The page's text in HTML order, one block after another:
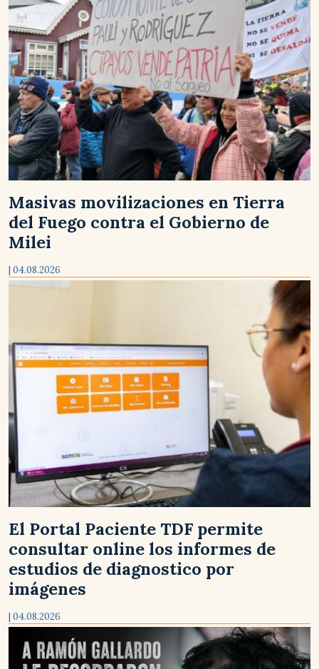
Masivas movilizaciones en Tierra
del Fuego contra el Gobierno de
Milei
| 04.08.2026
El Portal Paciente TDF permite
consultar online los informes de
estudios de diagnostico por
imágenes
| 04.08.2026